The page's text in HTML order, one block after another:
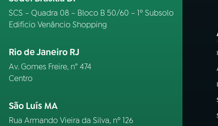
SCS – Quadra 08 – Bloco B 50/60 – 1º Subsolo
Edifício Venâncio Shopping
Rio de Janeiro RJ
Av. Gomes Freire, n° 474
Centro
São Luís MA
Rua Armando Vieira da Silva, nº 126